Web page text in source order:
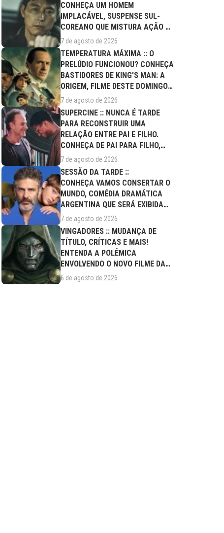
CONHEÇA UM HOMEM
IMPLACÁVEL, SUSPENSE SUL-
COREANO QUE MISTURA AÇÃO E
DRAMA FAMILIAR
7 de agosto de 2026
TEMPERATURA MÁXIMA :: O
PRELÚDIO FUNCIONOU? CONHEÇA
BASTIDORES DE KING’S MAN: A
ORIGEM, FILME DESTE DOMINGO
(09/08)
7 de agosto de 2026
SUPERCINE :: NUNCA É TARDE
PARA RECONSTRUIR UMA
RELAÇÃO ENTRE PAI E FILHO.
CONHEÇA DE PAI PARA FILHO,
FILME DESTE...
7 de agosto de 2026
SESSÃO DA TARDE ::
CONHEÇA VAMOS CONSERTAR O
MUNDO, COMÉDIA DRAMÁTICA
ARGENTINA QUE SERÁ EXIBIDA
NESTA SEXTA (07/08)
7 de agosto de 2026
VINGADORES :: MUDANÇA DE
TÍTULO, CRÍTICAS E MAIS!
ENTENDA A POLÊMICA
ENVOLVENDO O NOVO FILME DA
MARVEL
6 de agosto de 2026